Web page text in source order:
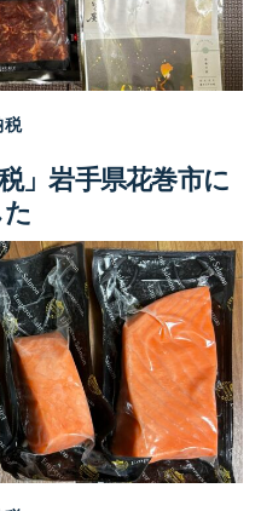
税
」岩手県花巻市に